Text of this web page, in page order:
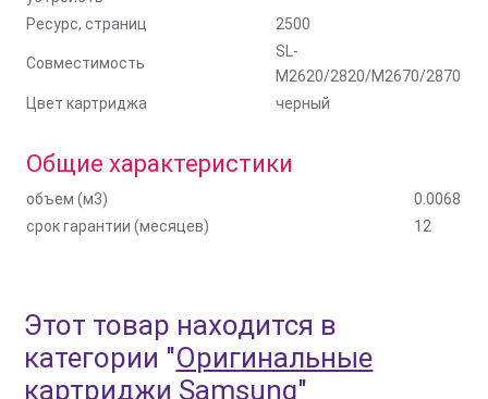
Ресурс, страниц 2500
Совместимость
SL-
M2620/2820/M2670/2870
Цвет картриджа
черный
Общие характеристики
объем (м3)
0.0068
срок гарантии (месяцев)
12
Этот товар находится в
категории "Оригинальные
картриджи Samsung"